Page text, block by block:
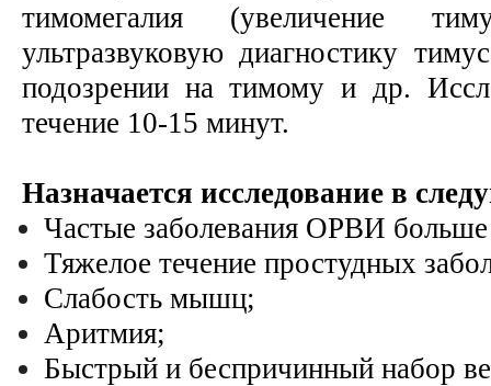
тимомегалия (увеличение
ультразвуковую диагностику
подозрении на тимому и др.
течение 10-15 минут.
Назначается исследование в
Частые заболевания ОРВИ больше
Тяжелое течение простудных
Слабость мышц;
Аритмия;
Быстрый и беспричинный набор